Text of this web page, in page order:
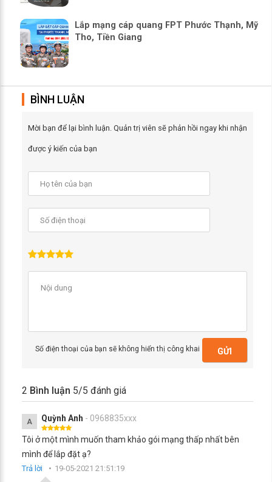
Lắp mạng cáp quang FPT Phước Thạnh, Mỹ
Tho, Tiền Giang
BÌNH LUẬN
Mời bạn để lại bình luận. Quản trị viên sẽ phản hồi ngay khi nhận
được ý kiến của bạn
Số điện thoại của bạn sẽ không hiển thị công khai GỬI
2 Bình luận 5/5 đánh giá
A Quỳnh Anh - 0968835xxx
Tôi ở một mình muốn tham khảo gói mạng thấp nhất bên
mình để lắp đặt ạ?
Trả lời 19-05-2021 21:51:19